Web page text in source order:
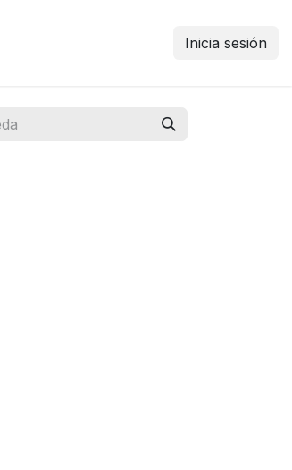
Inicia sesión